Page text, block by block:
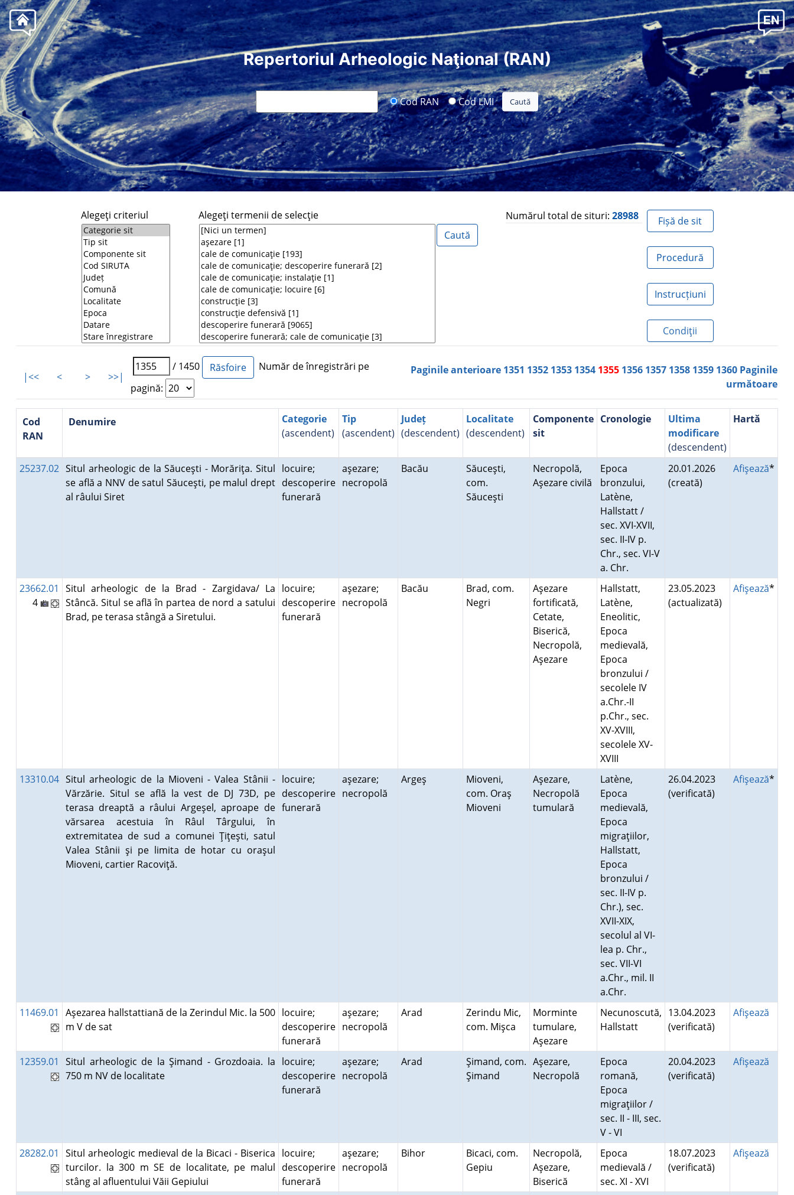
Repertoriul Arheologic Naţional (RAN)
Cod RAN Cod LMI
Alegeţi criteriul Alegeţi termenii de selecţie Numărul total de situri: 28988 Fișă de sit
Procedură
Instrucțiuni
Condiţii
|<< < > >>|
/ 1450
Număr de înregistrări pe
pagină:
Paginile anterioare 1351 1352 1353 1354 1355 1356 1357 1358 1359 1360 Paginile
următoare
Cod
RAN
Denumire
Categorie
(ascendent)
Tip
(ascendent)
Județ
(descendent)
Localitate
(descendent)
Componente
sit
Cronologie
Ultima
modificare
(descendent)
Hartă
25237.02 Situl arheologic de la Săuceşti - Morăriţa. Situl
se află a NNV de satul Săuceşti, pe malul drept
al râului Siret
locuire;
descoperire
funerară
aşezare;
necropolă
Bacău
Săuceşti,
com.
Săuceşti
Necropolă,
Aşezare civilă
Epoca
bronzului,
Latène,
Hallstatt /
sec. XVI-XVII,
sec. II-IV p.
Chr., sec. VI-V
a. Chr.
20.01.2026
(creată)
Afişează*
23662.01
4
Situl arheologic de la Brad - Zargidava/ La
Stâncă. Situl se află în partea de nord a satului
Brad, pe terasa stângă a Siretului.
locuire;
descoperire
funerară
aşezare;
necropolă
Bacău
Brad, com.
Negri
Aşezare
fortificată,
Cetate,
Biserică,
Necropolă,
Aşezare
Hallstatt,
Latène,
Eneolitic,
Epoca
medievală,
Epoca
bronzului /
secolele IV
a.Chr.-II
p.Chr., sec.
XV-XVIII,
secolele XV-
XVIII
23.05.2023
(actualizată)
Afişează*
13310.04 Situl arheologic de la Mioveni - Valea Stânii -
Vărzărie. Situl se află la vest de DJ 73D, pe
terasa dreaptă a râului Argeşel, aproape de
vărsarea acestuia în Râul Târgului, în
extremitatea de sud a comunei Ţiţeşti, satul
Valea Stânii şi pe limita de hotar cu oraşul
Mioveni, cartier Racoviţă.
locuire;
descoperire
funerară
aşezare;
necropolă
Argeş
Mioveni,
com. Oraş
Mioveni
Aşezare,
Necropolă
tumulară
Latène,
Epoca
medievală,
Epoca
migraţiilor,
Hallstatt,
Epoca
bronzului /
sec. II-IV p.
Chr.), sec.
XVII-XIX,
secolul al VI-
lea p. Chr.,
sec. VII-VI
a.Chr., mil. II
a.Chr.
26.04.2023
(verificată)
Afişează*
11469.01
Aşezarea hallstattiană de la Zerindul Mic. la 500
m V de sat
locuire;
descoperire
funerară
aşezare;
necropolă
Arad
Zerindu Mic,
com. Mişca
Morminte
tumulare,
Aşezare
Necunoscută,
Hallstatt
13.04.2023
(verificată)
Afişează
12359.01
Situl arheologic de la Şimand - Grozdoaia. la
750 m NV de localitate
locuire;
descoperire
funerară
aşezare;
necropolă
Arad
Şimand, com.
Şimand
Aşezare,
Necropolă
Epoca
romană,
Epoca
migraţiilor /
sec. II - III, sec.
V - VI
20.04.2023
(verificată)
Afişează
28282.01
Situl arheologic medieval de la Bicaci - Biserica
turcilor. la 300 m SE de localitate, pe malul
stâng al afluentului Văii Gepiului
locuire;
descoperire
funerară
aşezare;
necropolă
Bihor
Bicaci, com.
Gepiu
Necropolă,
Aşezare,
Biserică
Epoca
medievală /
sec. XI - XVI
18.07.2023
(verificată)
Afişează